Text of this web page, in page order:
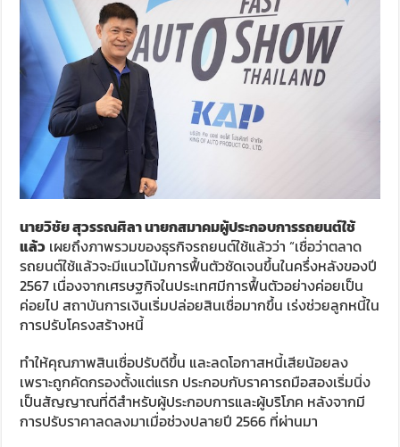
นายวิชัย สุวรรณศิลา นายกสมาคมผู้ประกอบการรถยนต์ใช้
แล้ว เผยถึงภาพรวมของธุรกิจรถยนต์ใช้แล้วว่า “เชื่อว่าตลาด
รถยนต์ใช้แล้วจะมีแนวโน้มการฟื้นตัวชัดเจนขึ้นในครึ่งหลังของปี
2567 เนื่องจากเศรษฐกิจในประเทศมีการฟื้นตัวอย่างค่อยเป็น
ค่อยไป สถาบันการเงินเริ่มปล่อยสินเชื่อมากขึ้น เร่งช่วยลูกหนี้ใน
การปรับโครงสร้างหนี้
ทำให้คุณภาพสินเชื่อปรับดีขึ้น และลดโอกาสหนี้เสียน้อยลง
เพราะถูกคัดกรองตั้งแต่แรก ประกอบกับราคารถมือสองเริ่มนิ่ง
เป็นสัญญาณที่ดีสำหรับผู้ประกอบการและผู้บริโภค หลังจากมี
การปรับราคาลดลงมาเมื่อช่วงปลายปี 2566 ที่ผ่านมา